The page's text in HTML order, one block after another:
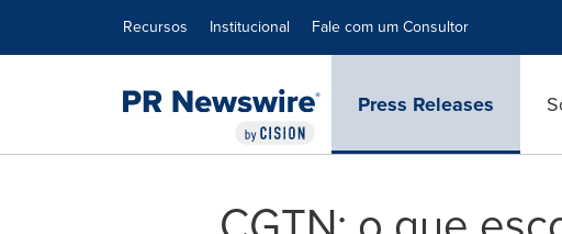
Recursos Institucional Fale com um Consultor
Press Releases